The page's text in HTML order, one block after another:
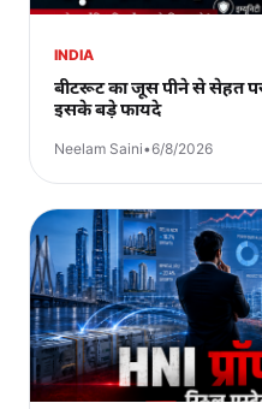
INDIA
बीटरूट का जूस पीने से सेहत
इसके बड़े फायदे
Neelam Saini•6/8/2026